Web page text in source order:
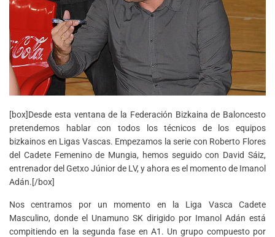
[box]Desde esta ventana de la Federación Bizkaina de Baloncesto
pretendemos hablar con todos los técnicos de los equipos
bizkainos en Ligas Vascas. Empezamos la serie con Roberto Flores
del Cadete Femenino de Mungia, hemos seguido con David Sáiz,
entrenador del Getxo Júnior de LV, y ahora es el momento de Imanol
Adán.[/box]
Nos centramos por un momento en la Liga Vasca Cadete
Masculino, donde el Unamuno SK dirigido por Imanol Adán está
compitiendo en la segunda fase en A1. Un grupo compuesto por